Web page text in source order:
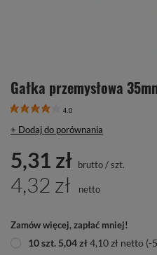
Gałka przemysłowa
4.0
+ Dodaj do porównania
5,31 zł brutto/szt.
4,32 zł netto
Zamów więcej, zapłać mniej!
10szt. 5,04 zł 4,10 zł netto (-5